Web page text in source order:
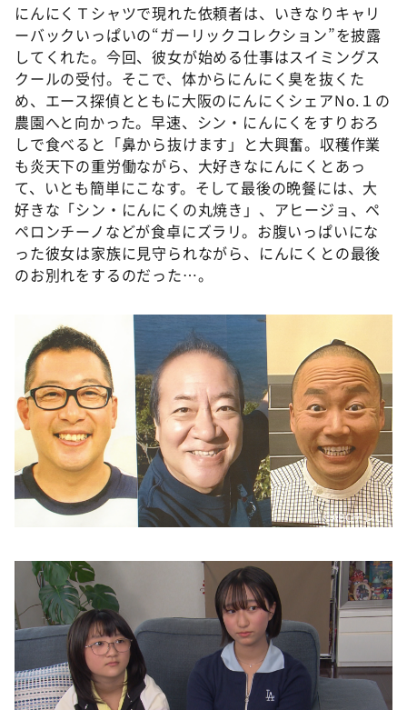
にんにくＴシャツで現れた依頼者は、いきなりキャリ
ーバックいっぱいの“ガーリックコレクション”を披露
してくれた。今回、彼女が始める仕事はスイミングス
クールの受付。そこで、体からにんにく臭を抜くた
め、エース探偵とともに大阪のにんにくシェアNo.１の
農園へと向かった。早速、シン・にんにくをすりおろ
しで食べると「鼻から抜けます」と大興奮。収穫作業
も炎天下の重労働ながら、大好きなにんにくとあっ
て、いとも簡単にこなす。そして最後の晩餐には、大
好きな「シン・にんにくの丸焼き」、アヒージョ、ペ
ペロンチーノなどが食卓にズラリ。お腹いっぱいにな
った彼女は家族に見守られながら、にんにくとの最後
のお別れをするのだった…。
©️ABCテレビ